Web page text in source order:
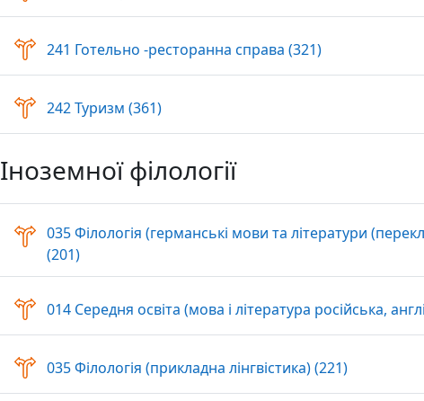
241 Готельно -ресторанна справа (321)Вибір
242 Туризм (361)Вибір
Іноземної філології
035 Філологія (германські мови та літератури
(201)Вибір
014 Середня освіта (мова і література російська,
035 Філологія (прикладна лінгвістика) (221)Вибір